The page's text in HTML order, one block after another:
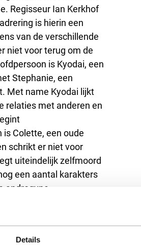
Details
Regisseur Ian Kerkhof
is hierin een
van de verschillende
niet voor terug om de
is Kyodai, een
Stephanie, een
Met name Kyodai lijkt
relaties met anderen en
Colette, een oude
schrikt er niet voor
uiteindelijk zelfmoord
een aantal karakters
androgyne
af op verschillende
plaats in de